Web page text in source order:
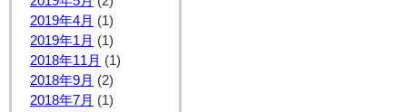
2019年4月 (1)
2019年1月 (1)
2018年11月 (1)
2018年9月 (2)
2018年7月 (1)